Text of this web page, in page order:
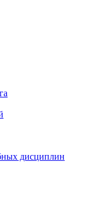
дисциплин